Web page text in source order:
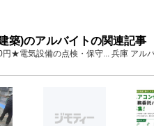
築)のアルバイトの関連記事
★電気設備の点検・保守... 兵庫 アル